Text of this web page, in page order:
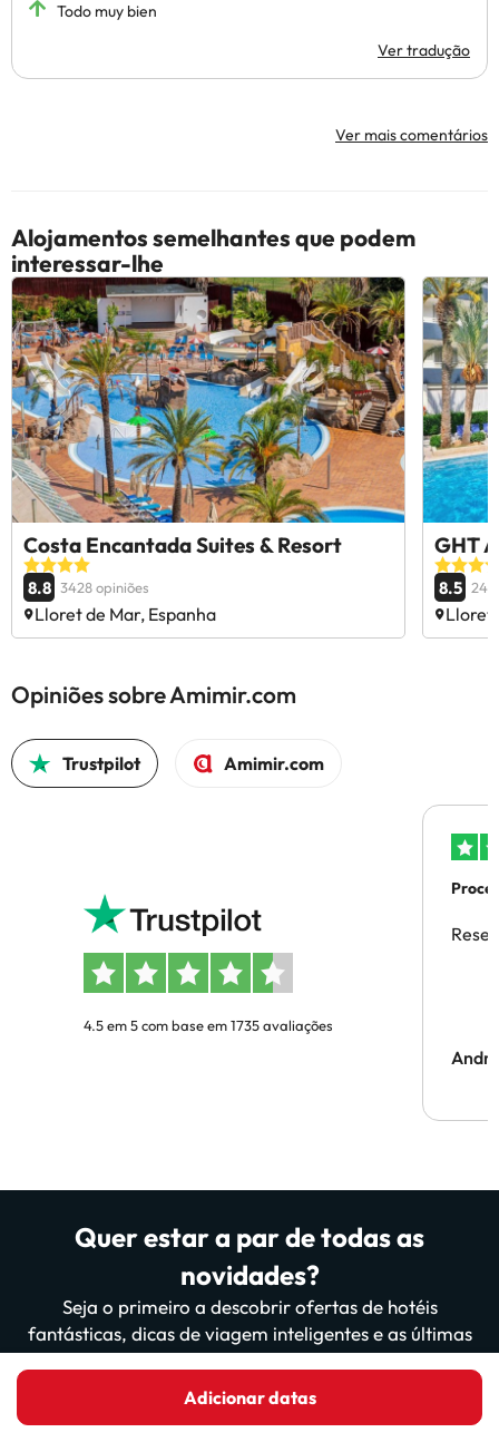
Adicionar datas
Todo muy bien
Ver tradução
Ver mais comentários
Alojamentos semelhantes que podem
interessar-lhe
Costa Encantada Suites & Resort
8.8 3428 opiniões
Lloret de Mar, Espanha
GHT
8.5
Lloret
Opiniões sobre Amimir.com
Trustpilot Amimir.com
4.5 em 5 com base em 1735 avaliações
Quer estar a par de todas as
novidades?
Seja o primeiro a descobrir ofertas de hotéis
fantásticas, dicas de viagem inteligentes e as últimas
actualizações do nosso sítio Web e da nossa aplicação!
Mais de 200 000 viajantes já nos lêem.